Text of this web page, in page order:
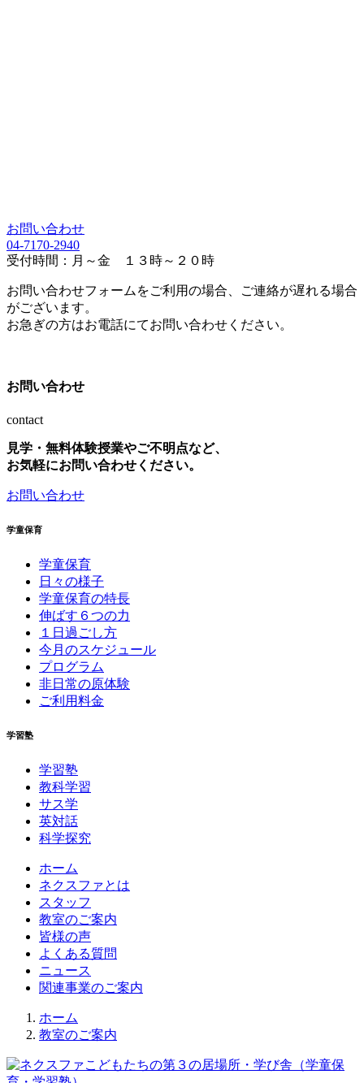
お問い合わせ
04-7170-2940
受付時間：月～金 １３時～２０時
お問い合わせフォームをご利用の場合、ご連絡が遅れる場合
がございます。
お急ぎの方はお電話にてお問い合わせください。
お問い合わせ
contact
見学・無料体験授業やご不明点など、
お気軽にお問い合わせください。
お問い合わせ
学童保育
学童保育
日々の様子
学童保育の特長
伸ばす６つの力
１日過ごし方
今月のスケジュール
プログラム
非日常の原体験
ご利用料金
学習塾
学習塾
教科学習
サス学
英対話
科学探究
ホーム
ネクスファとは
スタッフ
教室のご案内
皆様の声
よくある質問
ニュース
関連事業のご案内
ホーム
教室のご案内